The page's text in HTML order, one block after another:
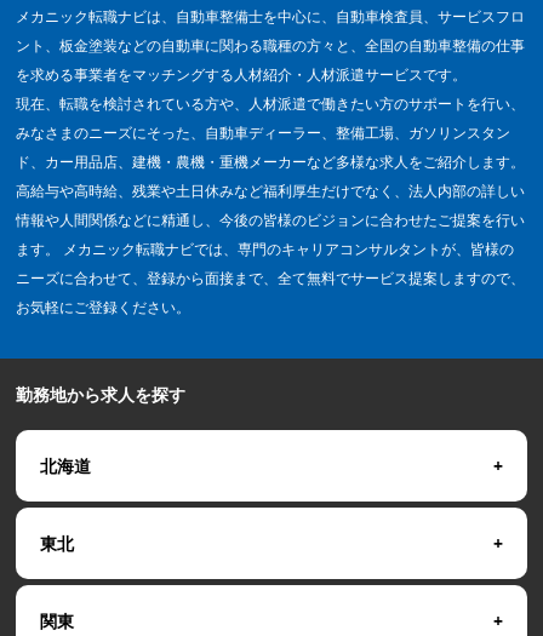
メカニック転職ナビは、自動車整備士を中心に、自動車検査員、サービスフロ
ント、板金塗装などの自動車に関わる職種の方々と、全国の自動車整備の仕事
を求める事業者をマッチングする人材紹介・人材派遣サービスです。
現在、転職を検討されている方や、人材派遣で働きたい方のサポートを行い、
みなさまのニーズにそった、自動車ディーラー、整備工場、ガソリンスタン
ド、カー用品店、建機・農機・重機メーカーなど多様な求人をご紹介します。
高給与や高時給、残業や土日休みなど福利厚生だけでなく、法人内部の詳しい
情報や人間関係などに精通し、今後の皆様のビジョンに合わせたご提案を行い
ます。 メカニック転職ナビでは、専門のキャリアコンサルタントが、皆様の
ニーズに合わせて、登録から面接まで、全て無料でサービス提案しますので、
お気軽にご登録ください。
勤務地から求人を探す
北海道
東北
関東